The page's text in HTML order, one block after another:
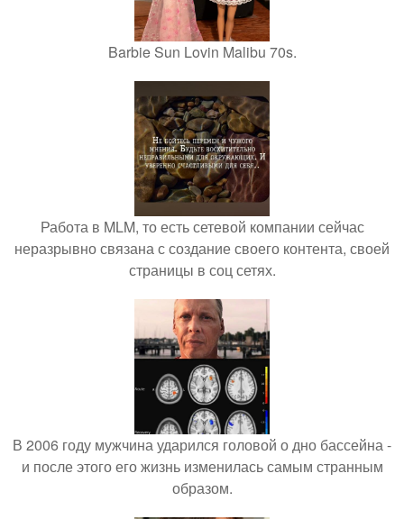
Barbie Sun Lovin Malibu 70s.
Работа в MLM, то есть сетевой компании сейчас
неразрывно связана с создание своего контента, своей
страницы в соц сетях.
В 2006 году мужчина ударился головой о дно бассейна -
и после этого его жизнь изменилась самым странным
образом.